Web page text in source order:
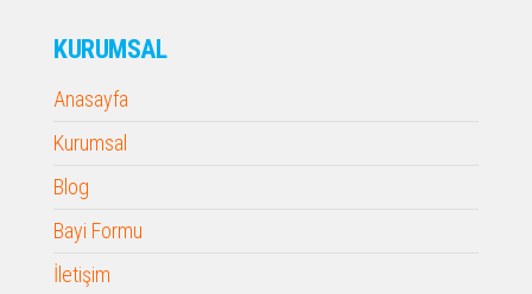
KURUMSAL
Anasayfa
Kurumsal
Blog
Bayi Formu
İletişim